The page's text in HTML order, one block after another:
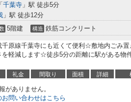
「 千葉寺 」駅 徒歩5分
」駅 徒歩12分
5階建 構造 鉄筋コンクリート
千原線千葉寺にも近くて便利☆敷地内ごみ
を軽減します☆徒歩5分の距離に駅がある物
礼金 間取り 面積 詳細
がありません。
お問い合わせはこちら